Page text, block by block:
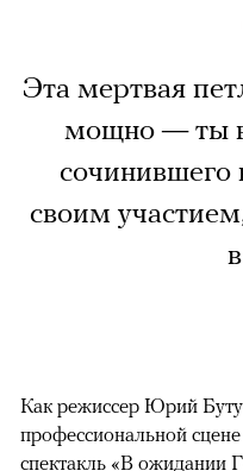
Эта мертвая
мощно — ты
сочинившего
своим
Как режиссер Юрий
профессиональной
спектакль «В ожидании